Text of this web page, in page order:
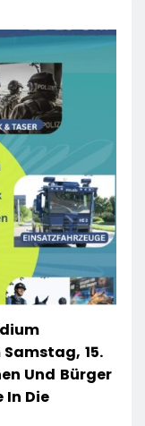
15.
Und Bürger
In Die